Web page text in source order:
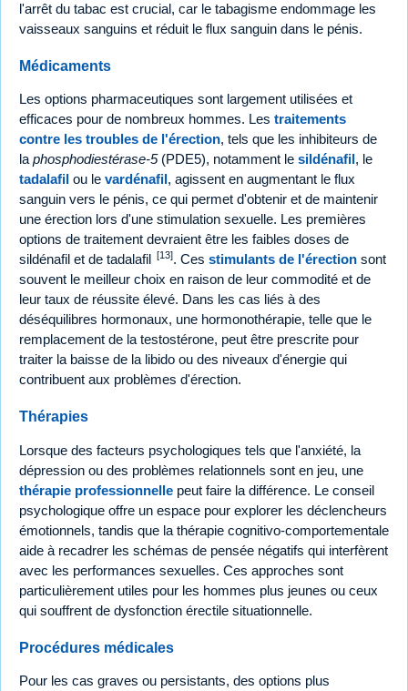
l'arrêt du tabac est crucial, car le tabagisme endommage les
vaisseaux sanguins et réduit le flux sanguin dans le pénis.
Médicaments
Les options pharmaceutiques sont largement utilisées et
efficaces pour de nombreux hommes. Les traitements
contre les troubles de l'érection, tels que les inhibiteurs de
laphosphodiestérase-5(PDE5), notamment le sildénafil, le
tadalafil ou le vardénafil, agissent en augmentant le flux
sanguin vers le pénis, ce qui permet d'obtenir et de maintenir
une érection lors d'une stimulation sexuelle. Les premières
options de traitement devraient être les faibles doses de
sildénafil et de tadalafil [13]. Ces stimulants de l'érection sont
souvent le meilleur choix en raison de leur commodité et de
leur taux de réussite élevé. Dans les cas liés à des
déséquilibres hormonaux, une hormonothérapie, telle que le
remplacement de la testostérone, peut être prescrite pour
traiter la baisse de la libido ou des niveaux d'énergie qui
contribuent aux problèmes d'érection.
Thérapies
Lorsque des facteurs psychologiques tels que l'anxiété, la
dépression ou des problèmes relationnels sont en jeu, une
thérapie professionnelle peut faire la différence. Le conseil
psychologique offre un espace pour explorer les déclencheurs
émotionnels, tandis que la thérapie cognitivo-comportementale
aide à recadrer les schémas de pensée négatifs qui interfèrent
avec les performances sexuelles. Ces approches sont
particulièrement utiles pour les hommes plus jeunes ou ceux
qui souffrent de dysfonction érectile situationnelle.
Procédures médicales
Pour les cas graves ou persistants, des options plus